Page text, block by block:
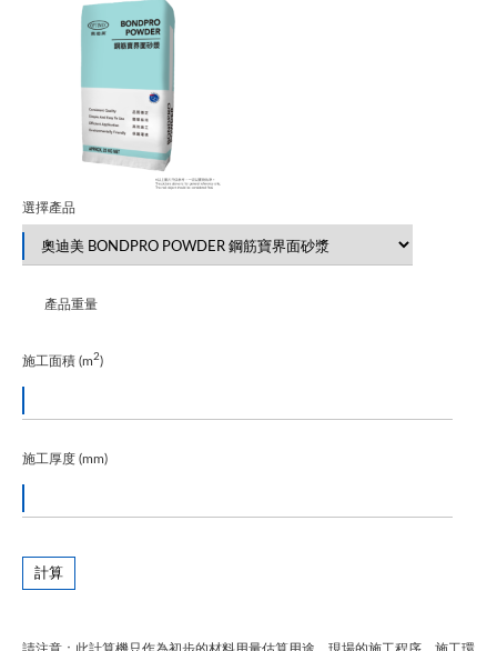
選擇產品
產品重量
施工面積 (m2)
施工厚度 (mm)
計算
請注意：此計算機只作為初步的材料用量估算用途。現場的施工程序、施工環